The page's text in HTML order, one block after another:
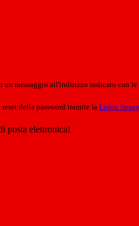
un messaggio all'indirizzo indicato con le
della password tramite la Login
posta elettronica!